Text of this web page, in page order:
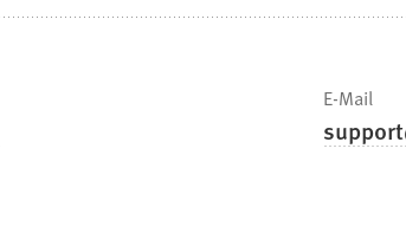
E-Mail
support